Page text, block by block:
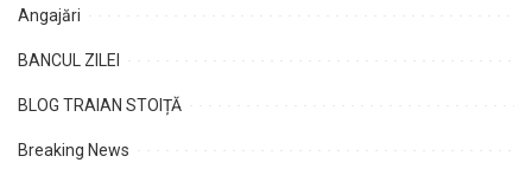
Angajări
BANCUL ZILEI
BLOG TRAIAN STOIȚĂ
Breaking News